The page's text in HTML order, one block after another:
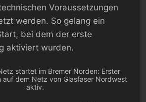
Voraussetzungen
werden. So gelang ein
bei dem der erste
aktiviert wurden.
startet im Bremer Norden: Erster
auf dem Netz von Glasfaser Nordwest
aktiv.